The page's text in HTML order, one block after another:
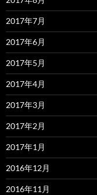
2017年7月
2017年6月
2017年5月
2017年4月
2017年3月
2017年2月
2017年1月
2016年12月
2016年11月